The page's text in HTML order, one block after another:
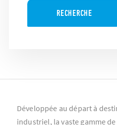
RECHERCHE
Développée au départ à
industriel, la vaste gamme